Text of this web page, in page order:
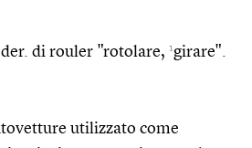
di rouler "rotolare, 1girare".
utilizzato come